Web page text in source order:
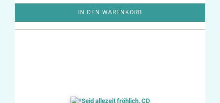
IN DEN WARENKORB